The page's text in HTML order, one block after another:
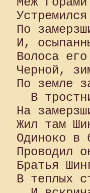
По
И,
Волоса
Черной,
По земле
В
На
Жил там
Одиноко в
Проводил
Братья
В теплых